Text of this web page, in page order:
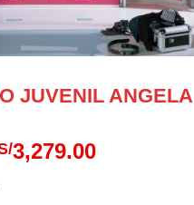
JUVENIL ANGELA
3,279.00El